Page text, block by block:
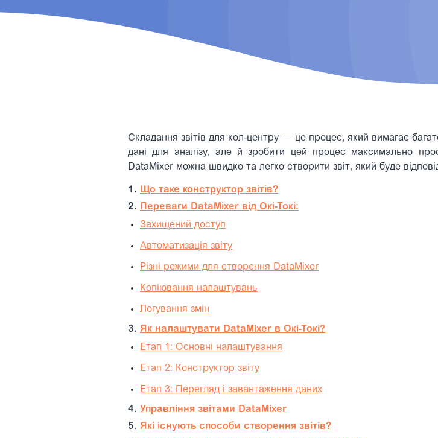
Складання звітів для кол-центру — це процес, який вимагає
дані для аналізу, але й зробити цей процес максимально
DataMixer можна швидко та легко створити звіт, який буде
1. Що таке конструктор звітів?
2. Переваги DataMixer від Окі-Токі:
Захищений доступ
Автоматизація звіту
Різні режими для створення DataMixer
Копіювання налаштувань
Логування змін
3. Як налаштувати DataMixer в Окі-Токі?
Етап 1: Основні налаштування
Етап 2: Конструктор звіту
Етап 3: Перегляд і завантаження даних
4. Управління звітами DataMixer
5. Які існують способи створення звітів?